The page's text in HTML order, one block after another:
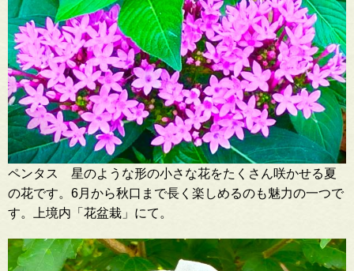
ペンタス 星のような形の小さな花をたくさん咲かせる夏
の花です。6月から秋口まで長く楽しめるのも魅力の一つで
す。上境内「花盆栽」にて。